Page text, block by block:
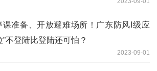
准备、开放避难场所！广东防风Ⅰ级应
不登陆比登陆还可怕？
2023-09-01